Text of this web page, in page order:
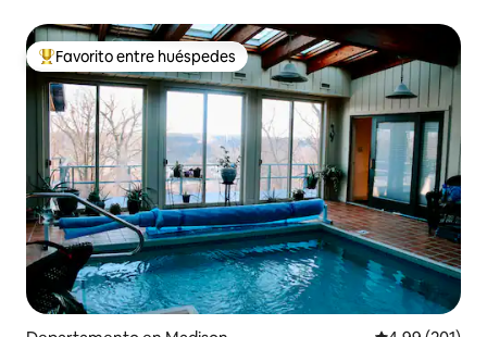
De los mejores en Favorito entre huéspedes
Favorito entre huéspedes